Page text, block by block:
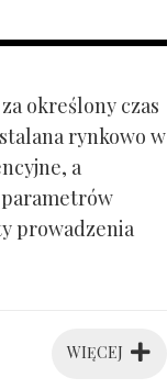
określony czas
rynkowo w
a
prowadzenia
WIĘCEJ